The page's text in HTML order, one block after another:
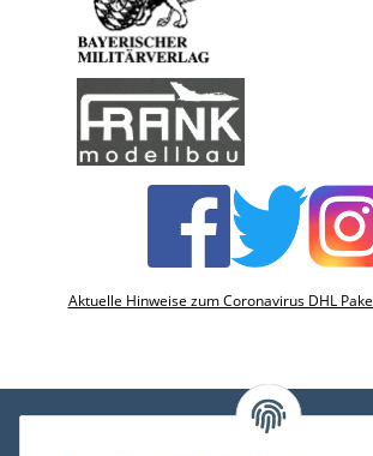
Aktuelle Hinweise zum Coronavirus DHL